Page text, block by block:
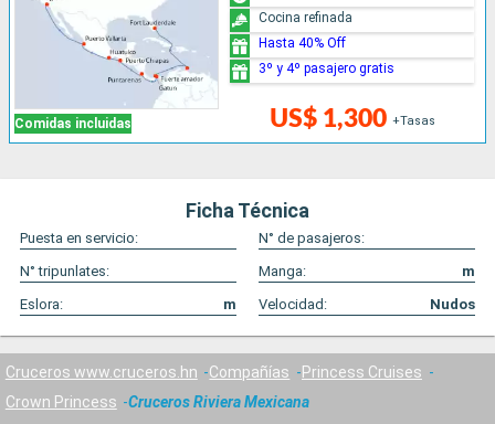
Comidas incluidas US$ 1,300 +Tasas
Cocina refinada
Hasta 40% Off
3º y 4º pasajero gratis
Ficha Técnica
Puesta en servicio:
N° de pasajeros:
N° tripunlates:
Manga:
m
Eslora:
m Velocidad: Nudos
Cruceros www.cruceros.hn Compañías
Princess Cruises
Crown Princess
Cruceros Riviera Mexicana